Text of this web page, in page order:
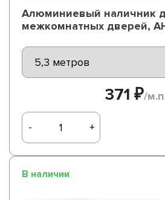
Алюминиевый наличник
межкомнатных дверей,
371 ₽/
- +
В наличии